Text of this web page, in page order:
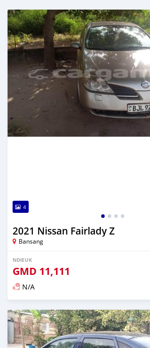
4
2021 Nissan Fairlady Z
Bansang
NDIEUK
GMD 11,111
N/A
Dougal na niou ko depuis over 2 years